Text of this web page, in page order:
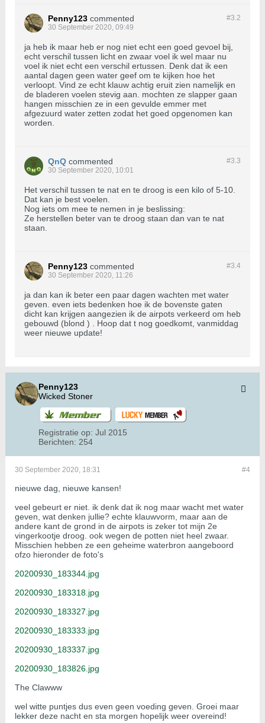
#3.2
Penny123 commented
30 September 2020, 09:49
ja heb ik maar heb er nog niet echt een goed gevoel bij,
echt verschil tussen licht en zwaar voel ik wel maar nu
voel ik niet echt een verschil ertussen. Denk dat ik een
aantal dagen geen water geef om te kijken hoe het
verloopt. Vind ze echt klauw achtig eruit zien namelijk en
de bladeren voelen stevig aan. mochten ze slapper gaan
hangen misschien ze in een gevulde emmer met
afgezuurd water zetten zodat het goed opgenomen kan
worden.
#3.3
QnQ commented
30 September 2020, 10:01
Het verschil tussen te nat en te droog is een kilo of 5-10.
Dat kan je best voelen.
Nog iets om mee te nemen in je beslissing:
Ze herstellen beter van te droog staan dan van te nat
staan.
#3.4
Penny123 commented
30 September 2020, 11:26
ja dan kan ik beter een paar dagen wachten met water
geven. even iets bedenken hoe ik de bovenste gaten
dicht kan krijgen aangezien ik de airpots verkeerd om heb
gebouwd (blond ) . Hoop dat t nog goedkomt, vanmiddag
weer nieuwe update!
Penny123
Wicked Stoner
Registratie op: Jul 2015
Berichten: 254
#4
30 September 2020, 18:31
nieuwe dag, nieuwe kansen!
veel gebeurt er niet. ik denk dat ik nog maar wacht met water
geven, wat denken jullie? echte klauwvorm, maar aan de
andere kant de grond in de airpots is zeker tot mijn 2e
vingerkootje droog. ook wegen de potten niet heel zwaar.
Misschien hebben ze een geheime waterbron aangeboord
ofzo hieronder de foto's
20200930_183344.jpg
20200930_183318.jpg
20200930_183327.jpg
20200930_183333.jpg
20200930_183337.jpg
20200930_183826.jpg
The Clawww
wel witte puntjes dus even geen voeding geven. Groei maar
lekker deze nacht en sta morgen hopelijk weer overeind!